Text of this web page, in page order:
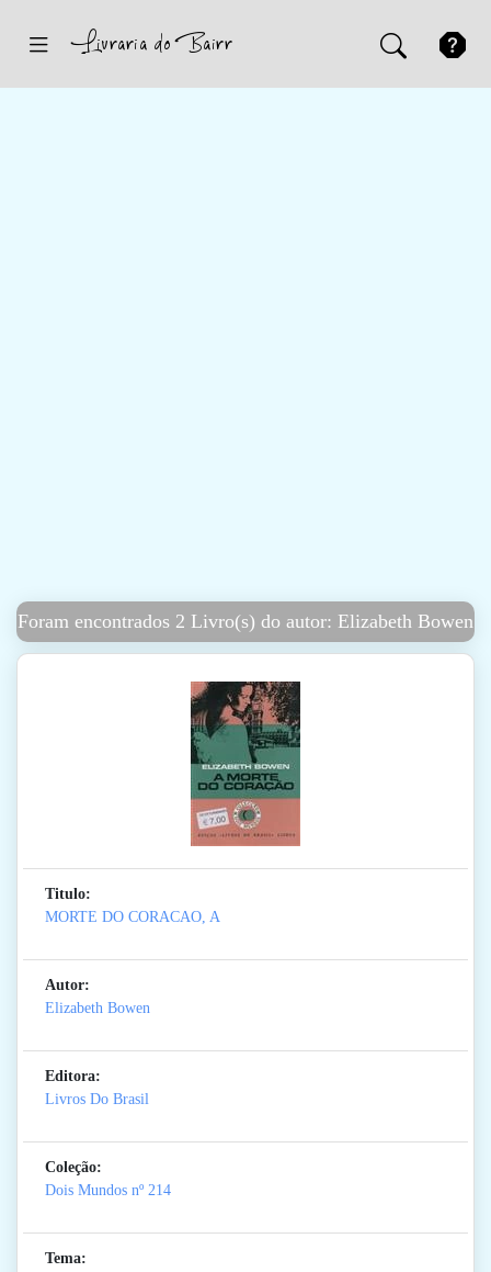
Foram encontrados 2 Livro(s) do autor: Elizabeth Bowen
Titulo:
MORTE DO CORACAO, A
Autor:
Elizabeth Bowen
Editora:
Livros Do Brasil
Coleção:
Dois Mundos nº 214
Tema: